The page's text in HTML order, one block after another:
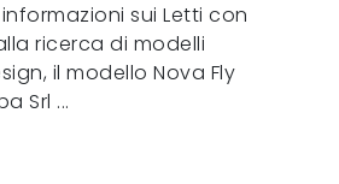
sui Letti con
ricerca di modelli
il modello Nova Fly
Srl ...